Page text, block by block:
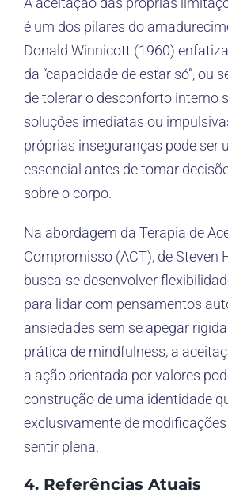
é um dos pilares do
Donald Winnicott (1960)
da “capacidade de estar só”, ou
de tolerar o desconforto interno
soluções imediatas ou
próprias inseguranças pode ser
essencial antes de tomar
sobre o corpo.
Na abordagem da Terapia de
Compromisso (ACT), de Steven
busca-se desenvolver
para lidar com pensamentos
ansiedades sem se apegar
prática de mindfulness, a
a ação orientada por valores
construção de uma identidade
exclusivamente de
sentir plena.
4. Referências Atuais